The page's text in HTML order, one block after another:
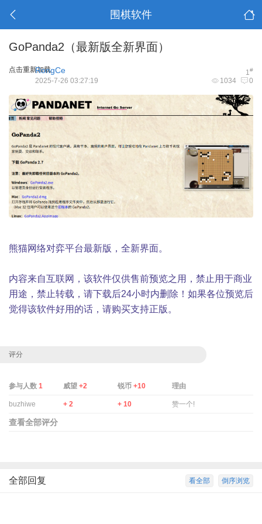
围棋软件
GoPanda2（最新版全新界面）
点击重新加载 1#
RongCe
1034 0
2025-7-26 03:27:19
熊猫网络对弈平台最新版，全新界面。
内容来自互联网，该软件仅供售前预览之用，禁止用于商业
用途，禁止转载，请下载后24小时内删除！如果各位预览后
觉得该软件好用的话，请购买支持正版。
评分
参与人数 1 威望 +2 锐币 +10 理由
buzhiwe + 2 + 10 赞一个!
查看全部评分
倒序浏览
看全部
全部回复